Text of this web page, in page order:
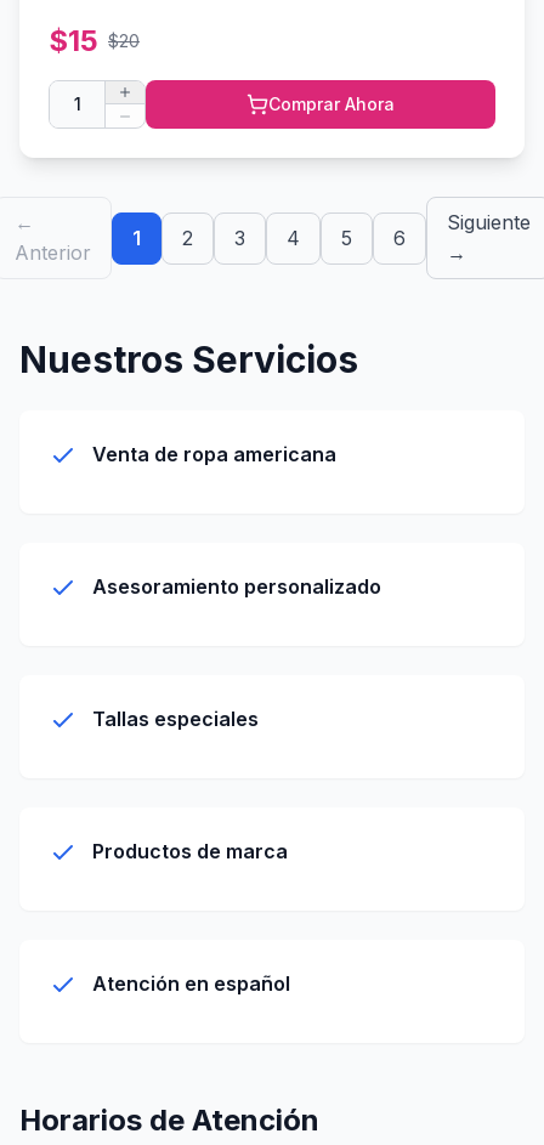
$15 $20
1 Comprar Ahora
←
Anterior
1 2 3 4 5 6
Siguiente
→
Nuestros Servicios
Venta de ropa americana
Asesoramiento personalizado
Tallas especiales
Productos de marca
Atención en español
Horarios de Atención